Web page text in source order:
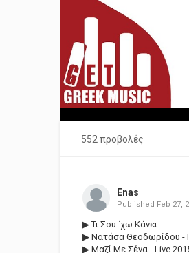
552 προβολές
Enas
Published Feb 27,
▶ Τι Σου ΄χω Κάνει
▶ Νατάσα Θεοδωρίδου -
▶ Μαζί Με Σένα - Live